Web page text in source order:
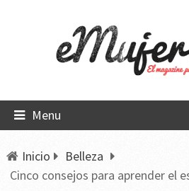
Menu
Inicio
Belleza
Cinco consejos para aprender el